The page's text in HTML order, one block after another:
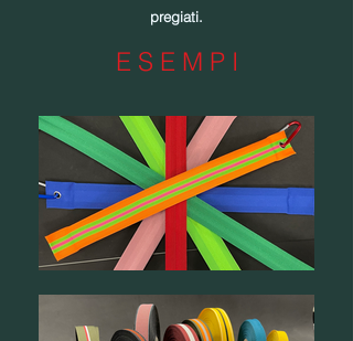
pregiati.
E S E M P I